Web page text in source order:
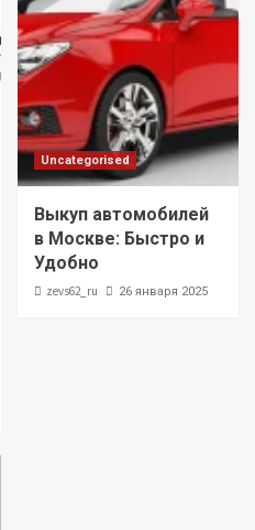
Uncategorised
Выкуп автомобилей
в Москве: Быстро и
Удобно
zevs62_ru 26 января 2025